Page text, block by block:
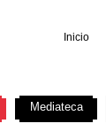
Inicio
Mediateca